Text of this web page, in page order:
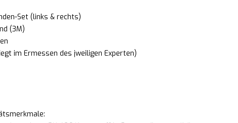
Set (links & rechts)
(3M)
im Ermessen des jweiligen Experten)